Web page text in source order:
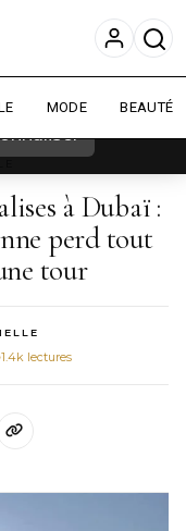
améliorer
En
MODE BEAUTÉ
à Dubaï :
perd tout
tour
1.4k lectures